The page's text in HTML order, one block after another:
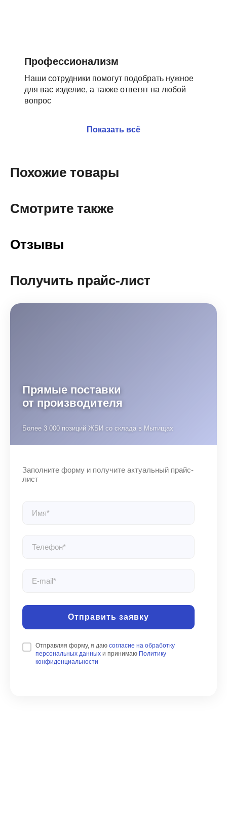
Профессионализм
Наши сотрудники помогут подобрать нужное
для вас изделие, а также ответят на любой
вопрос
Показать всё
Похожие товары
Смотрите также
Отзывы
Получить прайс-лист
Отправить заявку
Отправляя форму, я даю согласие на обработку
персональных данных и принимаю Политику
конфиденциальности